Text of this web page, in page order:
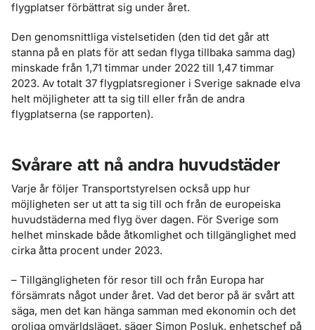
flygplatser förbättrat sig under året.
Den genomsnittliga vistelsetiden (den tid det går att
stanna på en plats för att sedan flyga tillbaka samma dag)
minskade från 1,71 timmar under 2022 till 1,47 timmar
2023. Av totalt 37 flygplatsregioner i Sverige saknade elva
helt möjligheter att ta sig till eller från de andra
flygplatserna (se rapporten).
Svårare att nå andra huvudstäder
Varje år följer Transportstyrelsen också upp hur
möjligheten ser ut att ta sig till och från de europeiska
huvudstäderna med flyg över dagen. För Sverige som
helhet minskade både åtkomlighet och tillgänglighet med
cirka åtta procent under 2023.
– Tillgängligheten för resor till och från Europa har
försämrats något under året. Vad det beror på är svårt att
säga, men det kan hänga samman med ekonomin och det
oroliga omvärldsläget, säger Simon Posluk, enhetschef på